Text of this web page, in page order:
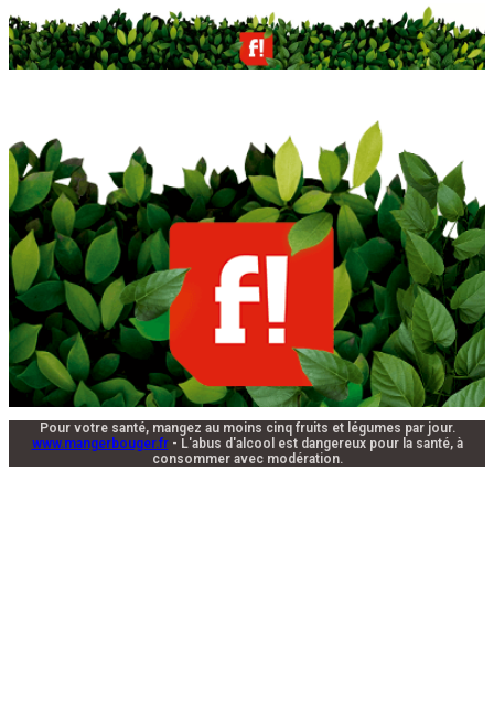
Pour votre santé, mangez au moins cinq fruits et légumes par jour.
www.mangerbouger.fr- L'abus d'alcool est dangereux pour la santé, à
consommer avec modération.